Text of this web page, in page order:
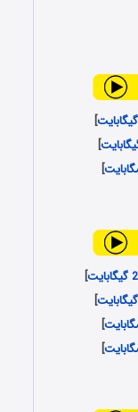
]
]
]
]
]
]
]